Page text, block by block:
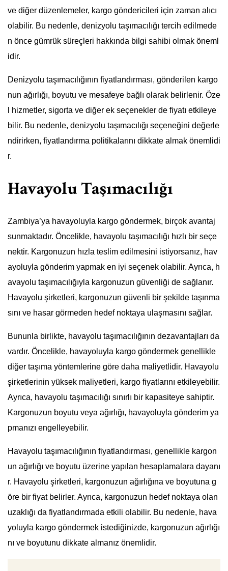
ve diğer düzenlemeler, kargo göndericileri için zaman alıcı
olabilir. Bu nedenle, denizyolu taşımacılığı tercih edilmede
n önce gümrük süreçleri hakkında bilgi sahibi olmak öneml
idir.
Denizyolu taşımacılığının fiyatlandırması, gönderilen kargo
nun ağırlığı, boyutu ve mesafeye bağlı olarak belirlenir. Öze
l hizmetler, sigorta ve diğer ek seçenekler de fiyatı etkileye
bilir. Bu nedenle, denizyolu taşımacılığı seçeneğini değerle
ndirirken, fiyatlandırma politikalarını dikkate almak önemlidi
r.
Havayolu Taşımacılığı
Zambiya’ya havayoluyla kargo göndermek, birçok avantaj
sunmaktadır. Öncelikle, havayolu taşımacılığı hızlı bir seçe
nektir. Kargonuzun hızla teslim edilmesini istiyorsanız, hav
ayoluyla gönderim yapmak en iyi seçenek olabilir. Ayrıca, h
avayolu taşımacılığıyla kargonuzun güvenliği de sağlanır.
Havayolu şirketleri, kargonuzun güvenli bir şekilde taşınma
sını ve hasar görmeden hedef noktaya ulaşmasını sağlar.
Bununla birlikte, havayolu taşımacılığının dezavantajları da
vardır. Öncelikle, havayoluyla kargo göndermek genellikle
diğer taşıma yöntemlerine göre daha maliyetlidir. Havayolu
şirketlerinin yüksek maliyetleri, kargo fiyatlarını etkileyebilir.
Ayrıca, havayolu taşımacılığı sınırlı bir kapasiteye sahiptir.
Kargonuzun boyutu veya ağırlığı, havayoluyla gönderim ya
pmanızı engelleyebilir.
Havayolu taşımacılığının fiyatlandırması, genellikle kargon
un ağırlığı ve boyutu üzerine yapılan hesaplamalara dayanı
r. Havayolu şirketleri, kargonuzun ağırlığına ve boyutuna g
öre bir fiyat belirler. Ayrıca, kargonuzun hedef noktaya olan
uzaklığı da fiyatlandırmada etkili olabilir. Bu nedenle, hava
yoluyla kargo göndermek istediğinizde, kargonuzun ağırlığı
nı ve boyutunu dikkate almanız önemlidir.